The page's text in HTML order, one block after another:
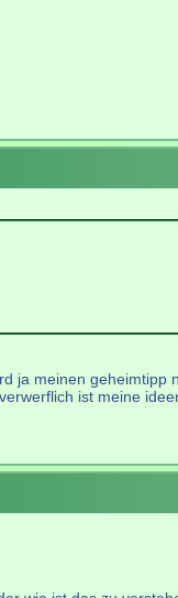
ja meinen
ist meine